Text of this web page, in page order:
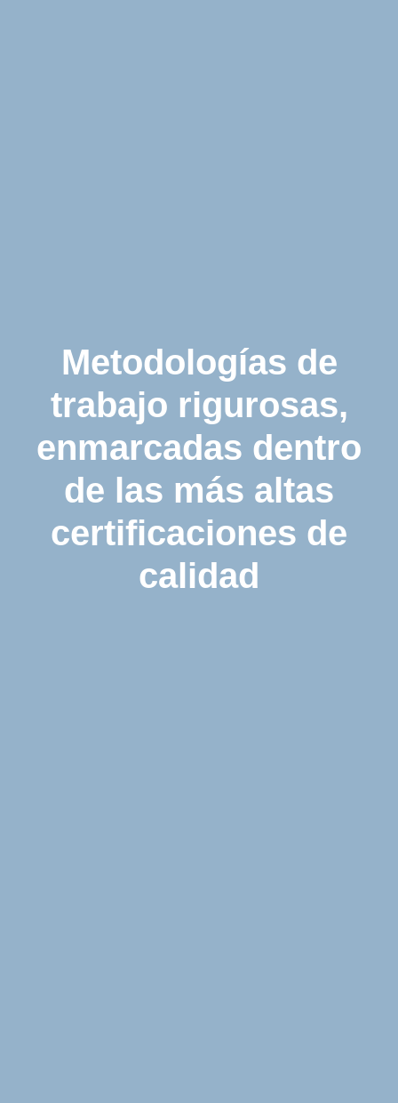
Metodologías de
trabajo rigurosas,
enmarcadas dentro
de las más altas
certificaciones de
calidad